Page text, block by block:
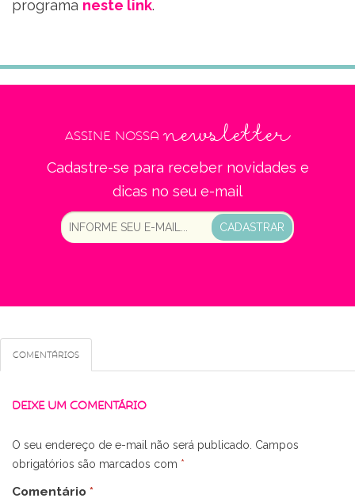
programa neste link.
Assine nossanewsletter
Cadastre-se para receber novidades e
dicas no seu e-mail
CADASTRAR
Comentários
DEIXE UM COMENTÁRIO
O seu endereço de e-mail não será publicado. Campos
obrigatórios são marcados com *
Comentário *